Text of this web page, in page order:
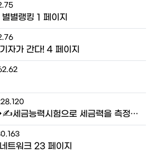
별랭킹 1 페이지
자가 간다! 4 페이지
(11월)⏩✍세금능력시험으로 세금력을 측정해 보세요!_강지민 기자 > 기자단 네트워크
트워크 23 페이지